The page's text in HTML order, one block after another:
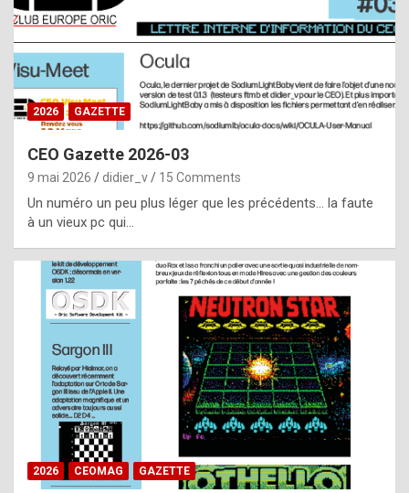
t
a
s
i
e
f
o
m
m
a
y
b
e
b
y
2026 GAZETTE
CEO Gazette 2026-03
9 mai 2026 didier_v 15 Comments
Un numéro un peu plus léger que les précédents… la faute
à un vieux pc qui…
2026 CEOMAG GAZETTE